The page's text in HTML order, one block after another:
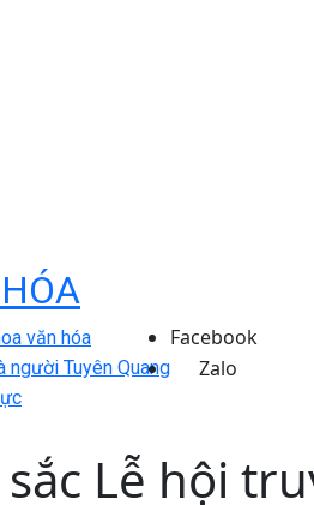
văn hóa
người Tuyên Quang
Facebook
Zalo
Lễ hội